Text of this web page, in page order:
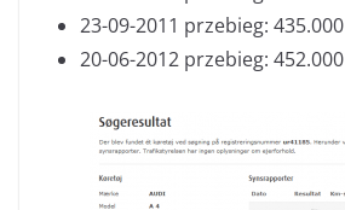
23-09-2011 przebieg: 435.000
20-06-2012 przebieg: 452.000